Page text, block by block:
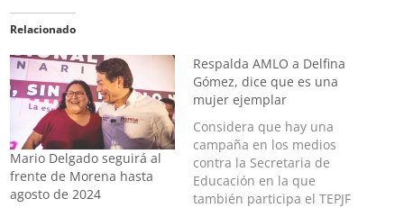
Relacionado
Mario Delgado seguirá al
frente de Morena hasta
agosto de 2024
Respalda AMLO a Delfina
Gómez, dice que es una
mujer ejemplar
Considera que hay una
campaña en los medios
contra la Secretaria de
Educación en la que
también participa el TEPJF